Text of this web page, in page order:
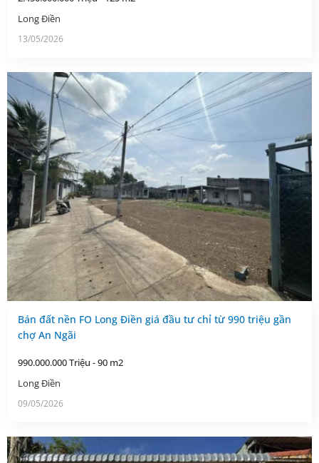
Long Điền
13/05/2026
Bán đất nền FO Long Điền giá đầu tư chỉ từ 990 triệu gần
chợ An Ngãi
990.000.000 Triệu - 90 m2
Long Điền
09/05/2026